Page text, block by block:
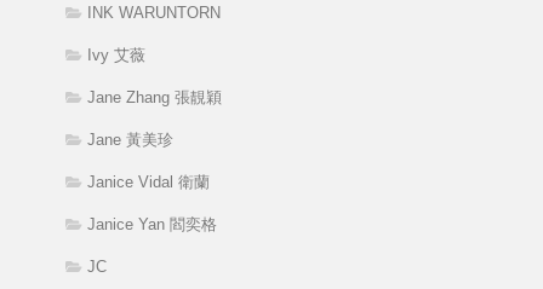
INK WARUNTORN
Ivy 艾薇
Jane Zhang 張靚穎
Jane 黃美珍
Janice Vidal 衛蘭
Janice Yan 閻奕格
JC